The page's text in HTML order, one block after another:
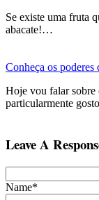
Se existe uma fruta
abacate!…
Conheça os poderes
Hoje vou falar sobre
particularmente
Leave A
Name*